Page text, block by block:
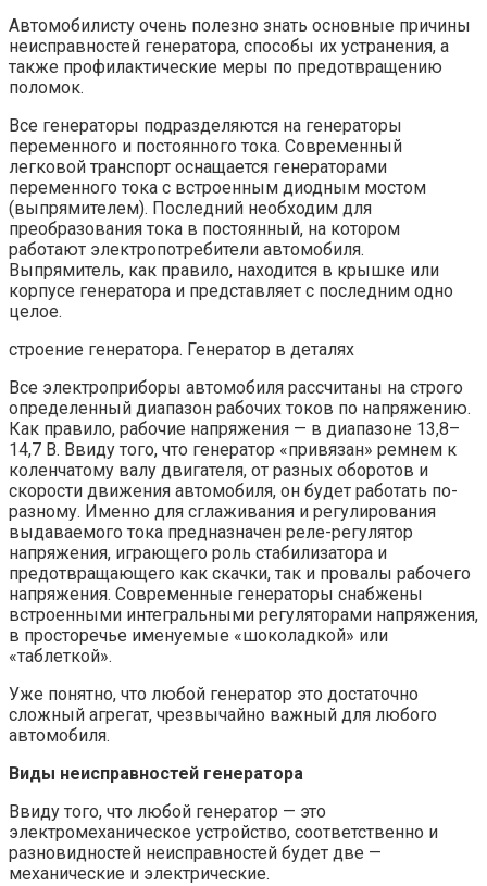
Автомобилисту очень полезно знать основные причины
неисправностей генератора, способы их устранения, а
также профилактические меры по предотвращению
поломок.
Все генераторы подразделяются на генераторы
переменного и постоянного тока. Современный
легковой транспорт оснащается генераторами
переменного тока с встроенным диодным мостом
(выпрямителем). Последний необходим для
преобразования тока в постоянный, на котором
работают электропотребители автомобиля.
Выпрямитель, как правило, находится в крышке или
корпусе генератора и представляет с последним одно
целое.
строение генератора. Генератор в деталях
Все электроприборы автомобиля рассчитаны на строго
определенный диапазон рабочих токов по напряжению.
Как правило, рабочие напряжения — в диапазоне 13,8–
14,7 В. Ввиду того, что генератор «привязан» ремнем к
коленчатому валу двигателя, от разных оборотов и
скорости движения автомобиля, он будет работать по-
разному. Именно для сглаживания и регулирования
выдаваемого тока предназначен реле-регулятор
напряжения, играющего роль стабилизатора и
предотвращающего как скачки, так и провалы рабочего
напряжения. Современные генераторы снабжены
встроенными интегральными регуляторами напряжения,
в просторечье именуемые «шоколадкой» или
«таблеткой».
Уже понятно, что любой генератор это достаточно
сложный агрегат, чрезвычайно важный для любого
автомобиля.
Виды неисправностей генератора
Ввиду того, что любой генератор — это
электромеханическое устройство, соответственно и
разновидностей неисправностей будет две —
механические и электрические.